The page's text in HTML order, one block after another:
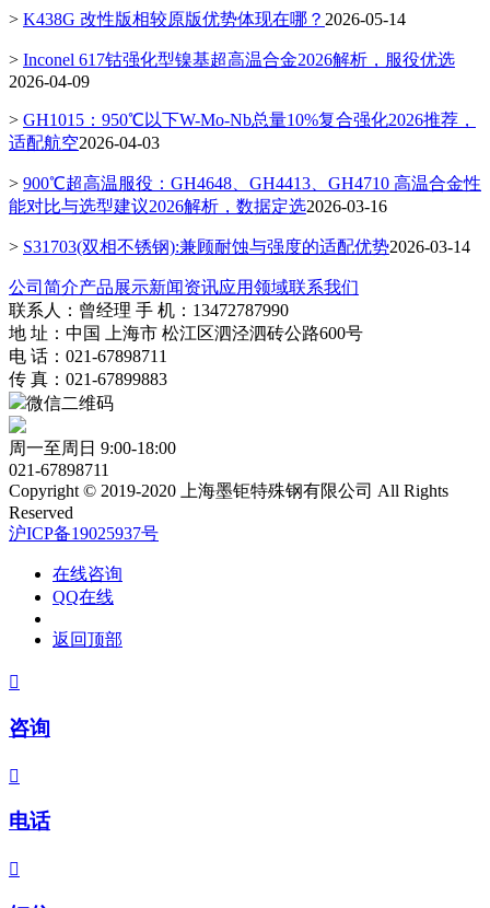
> K438G 改性版相较原版优势体现在哪？ 2026-05-14
> Inconel 617钴强化型镍基超高温合金2026解析，服役优选
2026-04-09
> GH1015：950℃以下W-Mo-Nb总量10%复合强化2026推荐，
适配航空2026-04-03
> 900℃超高温服役：GH4648、GH4413、GH4710 高温合金性
能对比与选型建议2026解析，数据定选2026-03-16
> S31703(双相不锈钢):兼顾耐蚀与强度的适配优势2026-03-14
公司简介产品展示新闻资讯应用领域联系我们
联系人：曾经理 手 机：13472787990
地 址：中国 上海市 松江区泗泾泗砖公路600号
电 话：021-67898711
传 真：021-67899883
微信二维码
周一至周日 9:00-18:00
021-67898711
Copyright © 2019-2020 上海墨钜特殊钢有限公司 All Rights
Reserved
沪ICP备19025937号
在线咨询
QQ在线
返回顶部

咨询

电话
